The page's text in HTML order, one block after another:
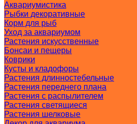
Аквариумистика
Рыбки декоративные
Корм для рыб
Уход за аквариумом
Растения искусственные
Бонсаи и пещеры
Коврики
Кусты и кладофоры
Растения длинностебельные
Растения переднего плана
Растения с распылителем
Растения светящиеся
Растения шелковые